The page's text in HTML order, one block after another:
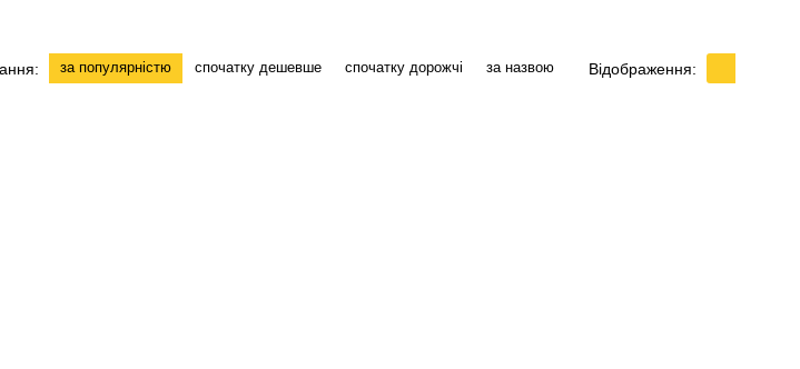
за популярністю спочатку дешевше спочатку дорожчі за назвою Відображення: